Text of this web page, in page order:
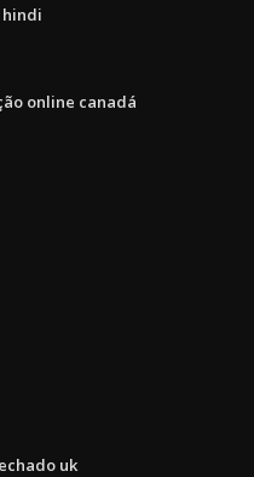
online canadá
uk